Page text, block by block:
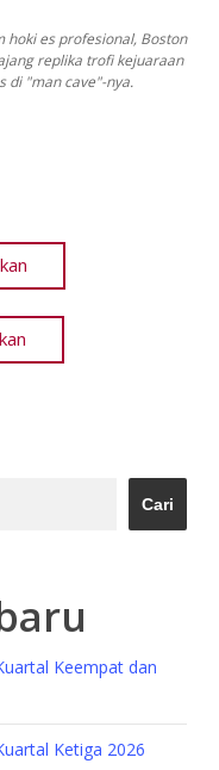
es profesional, Boston
replika trofi kejuaraan
di "man cave"-nya.
Cari
Keempat dan
Ketiga 2026